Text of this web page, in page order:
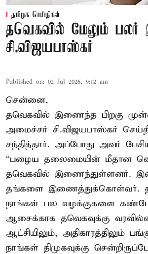
தமிழக செய்திகள்
தவெகவில் மேலும்
சி.விஜயபாஸ்கர்
Published on: 02 Jul 2026, 9:12 am
சென்னை,
தவெகவில் இணைந்த பிறகு
அமைச்சர் சி.விஜயபாஸ்கர்
சந்தித்தார். அப்போது அவர்
“பழைய தலைமையின் மீதான
தவெகவில் இணைந்துள்ளனர்.
தங்களை இணைத்துக்கொள்வர்.
நாங்கள் பல வழக்குகளை
ஆசைக்காக தவெகவுக்கு
ஆட்சியிலும், அதிகாரத்திலும்
நாங்கள் திமுகவுக்கு